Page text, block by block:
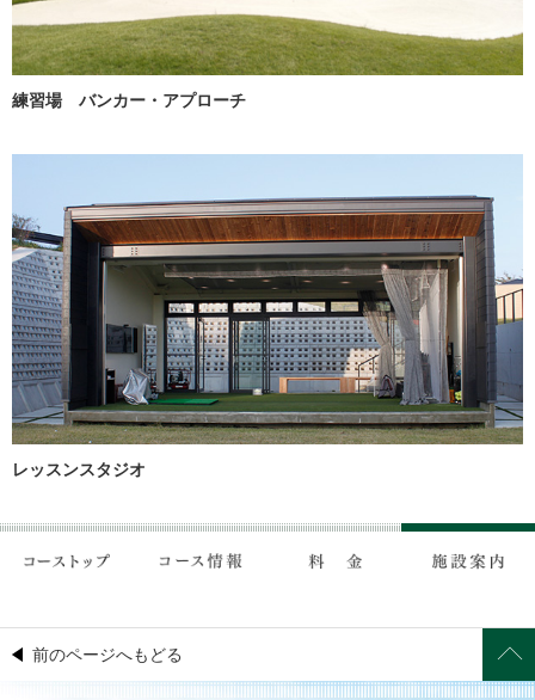
練習場 バンカー・アプローチ
レッスンスタジオ
前のページへもどる